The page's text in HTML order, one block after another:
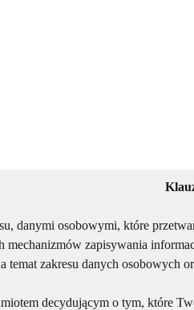
danymi osobowymi, które
mechanizmów zapisywania
temat zakresu danych osobowych
decydującym o tym, które